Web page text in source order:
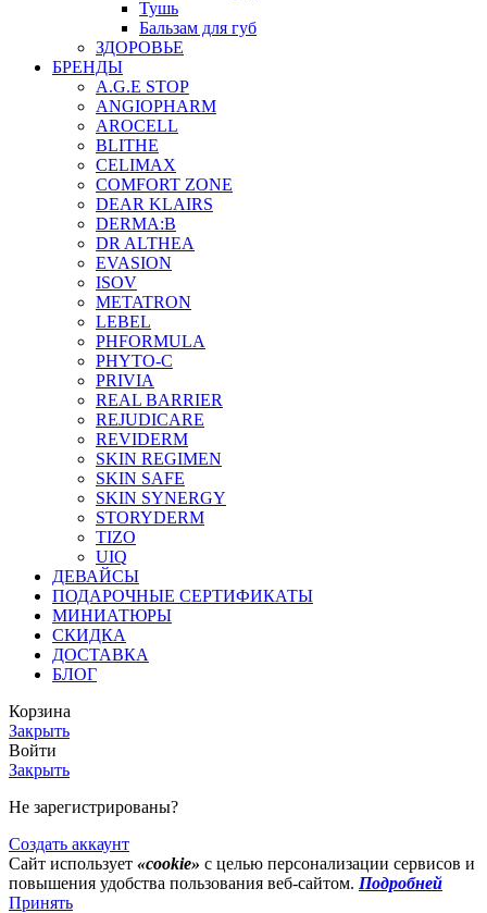
Тушь
Бальзам для губ
ЗДОРОВЬЕ
БРЕНДЫ
A.G.E STOP
ANGIOPHARM
AROCELL
BLITHE
CELIMAX
COMFORT ZONE
DEAR KLAIRS
DERMA:B
DR ALTHEA
EVASION
ISOV
METATRON
LEBEL
PHFORMULA
PHYTO-C
PRIVIA
REAL BARRIER
REJUDICARE
REVIDERM
SKIN REGIMEN
SKIN SAFE
SKIN SYNERGY
STORYDERM
TIZO
UIQ
ДЕВАЙСЫ
ПОДАРОЧНЫЕ СЕРТИФИКАТЫ
МИНИАТЮРЫ
СКИДКА
ДОСТАВКА
БЛОГ
Корзина
Закрыть
Войти
Закрыть
Не зарегистрированы?
Создать аккаунт
Сайт использует «cookie» с целью персонализации сервисов и
повышения удобства пользования веб-сайтом. Подробней
Принять